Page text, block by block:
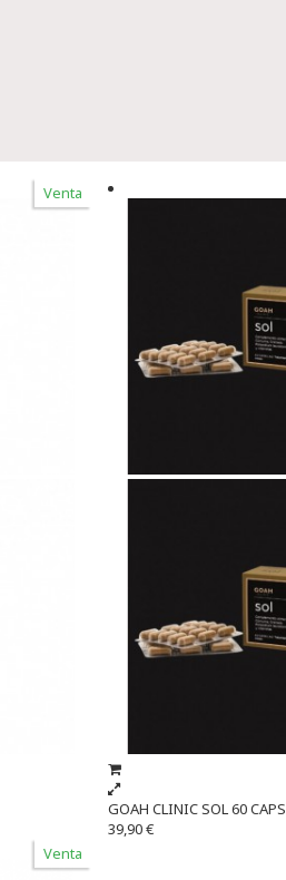
Venta
GOAH CLINIC SOL 60 CAPS
39,90 €
Venta